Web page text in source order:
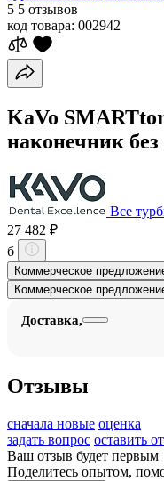
5 5 отзывов
код товара: 002942
KaVo
наконечник без
Все
27 482 ₽
б
Коммерческое
Коммерческое
Доставка,
Отзывы
сначала новые оценка
задать вопрос оставить
Ваш отзыв будет первым
Поделитесь опытом,